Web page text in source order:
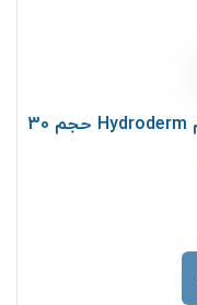
كرم بازسازی كننده پوست هیدرودرم Hydroderm حجم 30